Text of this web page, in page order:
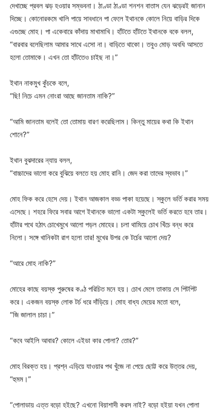
দেখাচ্ছে প্রবল ঝড় হওয়ার সম্ভবনা। ঠাণ্ডা ঠাণ্ডা শনশন বাতাস যেন ঝড়েরই জানান
দিচ্ছে। কোনোরকমে খালি পায়ে সাবধানে পা ফেলে ইথানকে কোলে নিয়ে বাড়ির দিকে
এগুচ্ছে মোহ। পা একেবারে কাঁদায় মাখামাখি। হাঁটতে হাঁটতে ইথানকে বকে বলল,
“বারবার বলেছিলাম আমার সাথে এসো না। বাড়িতে থাকো। তবুও মোড় অবধি আসতে
হলো তোমাকে। এখন তো হাঁটতেও চাইছ না।”
ইথান নাকমুখ কুঁচকে বলে,
“ছি! নিচে এমন নোংরা আছে জানতাম নাকি?”
“আমি জানতাম বলেই তো তোমায় বারণ করেছিলাম। কিন্তু মায়ের কথা কি ইথান
শোনে?”
ইথান বুঝদারের ন্যায় বলল,
“বাচ্চাদের ভালো করে বুঝিয়ে বলতে হয় মোহ রানি। জেদ করা তাদের স্বভাব।”
মোহ ফিক করে হেসে দেয়। ইথান আজকাল বড্ড পাকা হয়েছে। স্কুলে ভর্তি করার সময়
এসেছে। শহরে ফিরে সবার আগে ইথানকে ভালো একটা স্কুলেই ভর্তি করতে হবে তার।
হাঁটার পথে হঠাৎ চোখেমুখে আলো পড়ল মোহের। চলা থামিয়ে চোখ খিঁচে বন্ধ করে
নিলো। সঙ্গে খানিকটা রাগ হলো তার! মুখের উপর কে টর্চের আলো দেয়?
“আরে মোহ নাকি?”
মোহের কাছে বয়স্ক পুরুষের কণ্ঠ পরিচিত মনে হয়। চোখ মেলে তাকায় সে পিটপিট
করে। একজন বয়স্ক লোক টর্চ ধরে দাঁড়িয়ে। মোহ বাধ্য মেয়ের মতো বলে,
“জি জালাল চাচা।”
“কবে আইলি আবার? কোলে এইডা কার পোলা? তোর?”
মোহ বিরক্ত হয়। প্রশ্ন এড়িয়ে যাওয়ার পথ খুঁজে না পেয়ে ছোট্ট করে উত্তর দেয়,
“হুমম।”
“পোলাডায় এত্ত বড়ো হইছে? এখনো বিয়াশাদী করস নাই? বড়ো হইয়া যখন পোলা